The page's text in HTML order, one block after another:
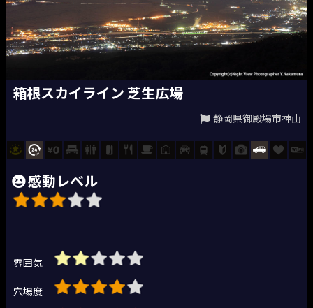
箱根スカイライン 芝生広場
静岡県御殿場市神山
感動レベル
雰囲気
穴場度